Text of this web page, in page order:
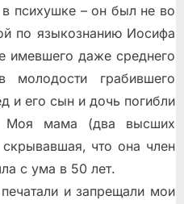
в психушке – он был не во
по языкознанию Иосифа
имевшего даже среднего
молодости грабившего
и его сын и дочь погибли
Моя мама (два высших
что она член
с ума в 50 лет.
и запрещали мои